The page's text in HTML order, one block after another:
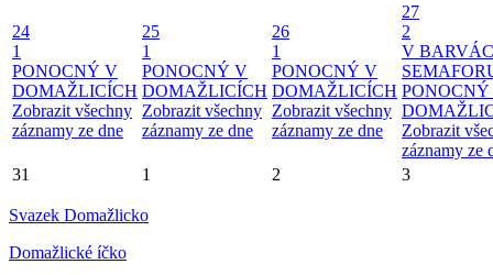
24
1
PONOCNÝ V
DOMAŽLICÍCH
Zobrazit všechny
záznamy ze dne
25
1
PONOCNÝ V
DOMAŽLICÍCH
Zobrazit všechny
záznamy ze dne
26
1
PONOCNÝ V
DOMAŽLICÍCH
Zobrazit všechny
záznamy ze dne
27
2
V
Zobrazit
záznamy ze
31
1 2 3
Svazek Domažlicko
Domažlické íčko